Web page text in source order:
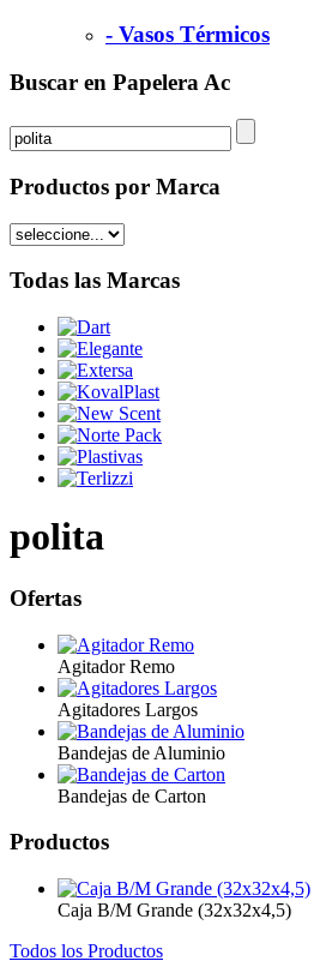
- Vasos Térmicos
Buscar en Papelera Ac
Productos por Marca
Todas las Marcas
polita
Ofertas
Agitador Remo
Agitadores Largos
Bandejas de Aluminio
Bandejas de Carton
Productos
Caja B/M Grande (32x32x4,5)
Todos los Productos